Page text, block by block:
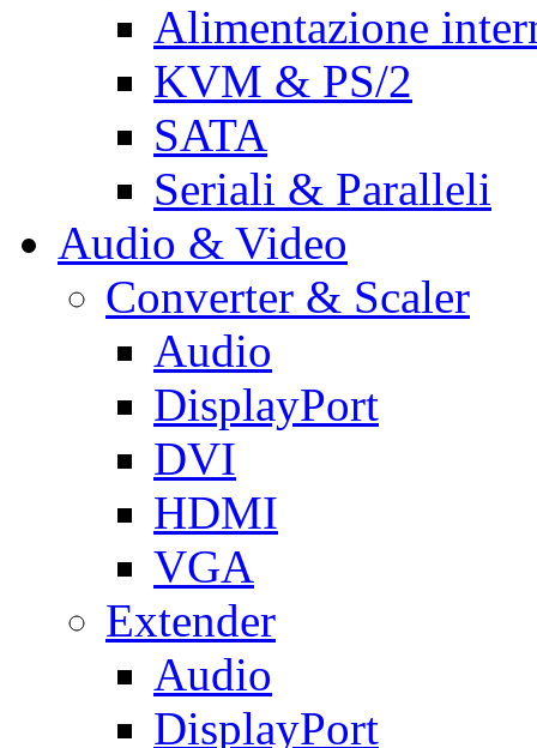
Alimentazione
KVM & PS/2
SATA
Seriali & Paralleli
Audio & Video
Converter & Scaler
Audio
DisplayPort
DVI
HDMI
VGA
Extender
Audio
DisplayPort